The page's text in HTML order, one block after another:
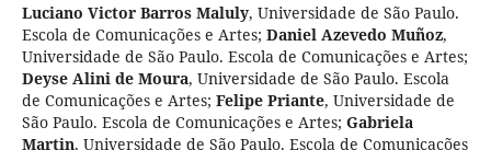
Luciano Victor Barros Maluly, Universidade de São Paulo.
Escola de Comunicações e Artes; Daniel Azevedo Muñoz,
Universidade de São Paulo. Escola de Comunicações e Artes;
Deyse Alini de Moura, Universidade de São Paulo. Escola
de Comunicações e Artes; Felipe Priante, Universidade de
São Paulo. Escola de Comunicações e Artes; Gabriela
Martin, Universidade de São Paulo. Escola de Comunicações